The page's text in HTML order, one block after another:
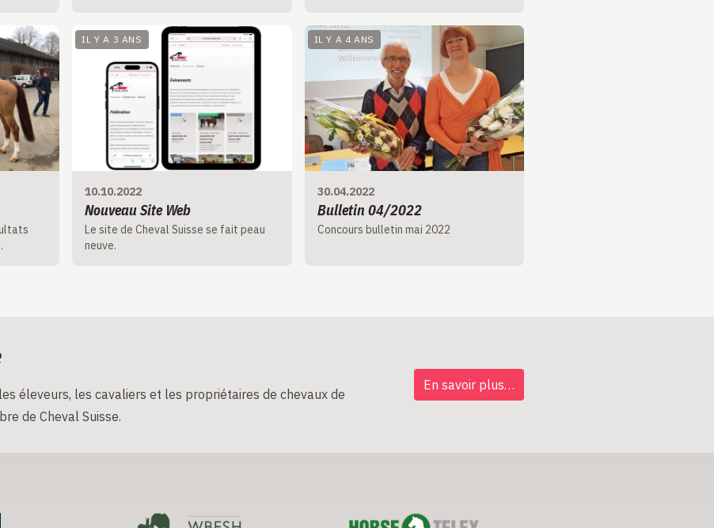
IL Y A 3 ANS
10.10.2022
Nouveau Site Web
Le site de Cheval Suisse se fait peau
neuve.
IL Y A 4 ANS
30.04.2022
Bulletin 04/2022
Concours bulletin mai 2022
éleveurs, les cavaliers et les propriétaires de chevaux de
de Cheval Suisse.
En savoir plus…